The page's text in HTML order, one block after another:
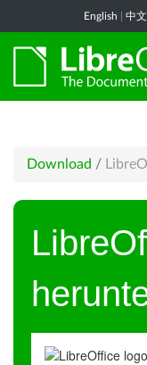
English 中
Download /